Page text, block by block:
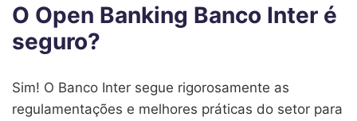
O Open Banking Banco Inter é
seguro?
Sim! O Banco Inter segue rigorosamente as
regulamentações e melhores práticas do setor para